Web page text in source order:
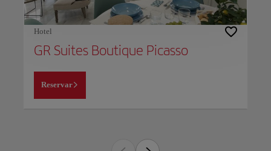
Hotel
GR Suites Boutique Picasso
Reservar